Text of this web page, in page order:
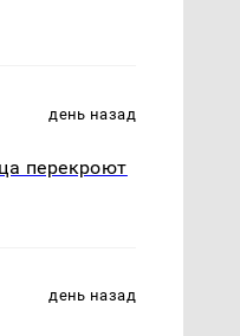
день назад
перекроют
день назад